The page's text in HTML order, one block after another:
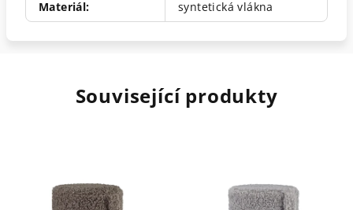
Materiál: syntetická vlákna
Související produkty